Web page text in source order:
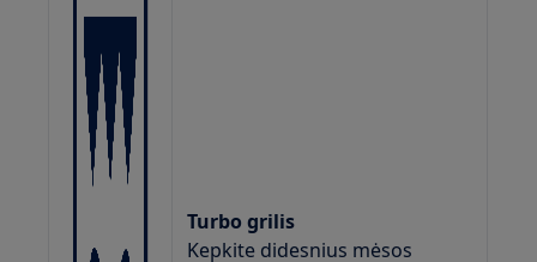
Turbo grilis
Kepkite didesnius mėsos